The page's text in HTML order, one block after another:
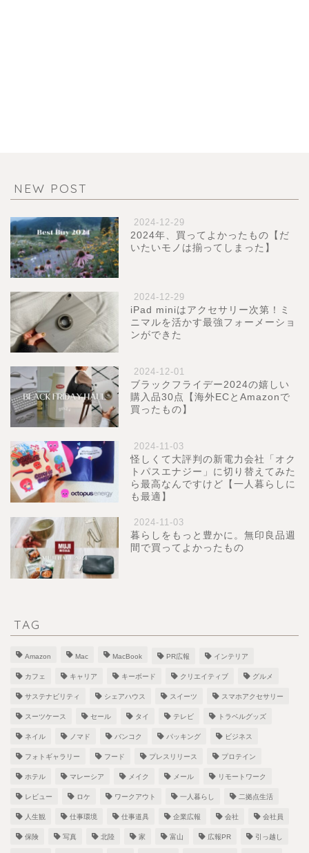
NEW POST
2024-12-29
2024年、買ってよかったもの【だ
いたいモノは揃ってしまった】
2024-12-29
iPad miniはアクセサリー次第！ミ
ニマルを活かす最強フォーメーショ
ンができた
2024-12-01
ブラックフライデー2024の嬉しい
購入品30点【海外ECとAmazonで
買ったもの】
2024-11-03
怪しくて大評判の新電力会社「オク
トパスエナジー」に切り替えてみた
ら最高なんですけど【一人暮らしに
も最適】
2024-11-03
暮らしをもっと豊かに。無印良品週
間で買ってよかったもの
TAG
Amazon Mac MacBook PR広報 インテリア
カフェ キャリア キーボード クリエイティブ グルメ
サステナビリティ シェアハウス スイーツ スマホアクセサリー
スーツケース セール タイ テレビ トラベルグッズ
ネイル ノマド バンコク パッキング ビジネス
フォトギャラリー フード プレスリリース プロテイン
ホテル マレーシア メイク メール リモートワーク
レビュー ロケ ワークアウト 一人暮らし 二拠点生活
人生観 仕事環境 仕事道具 企業広報 会社 会社員
保険 写真 北陸 家 富山 広報PR 引っ越し